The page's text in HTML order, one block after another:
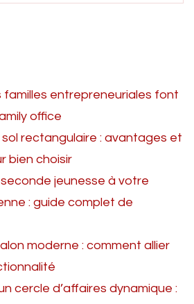
familles entrepreneuriales font
office
sol rectangulaire : avantages et
bien choisir
jeunesse à votre
: guide complet de
moderne : comment allier
cercle d’affaires dynamique :